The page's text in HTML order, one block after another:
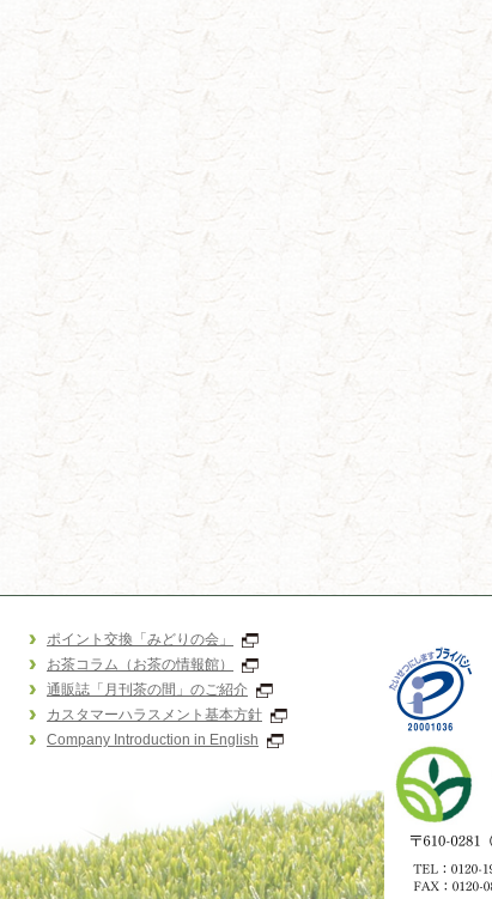
ポイント交換「みどりの会」
お茶コラム（お茶の情報館）
通販誌「月刊茶の間」のご紹介
カスタマーハラスメント基本方針
Company Introduction in English